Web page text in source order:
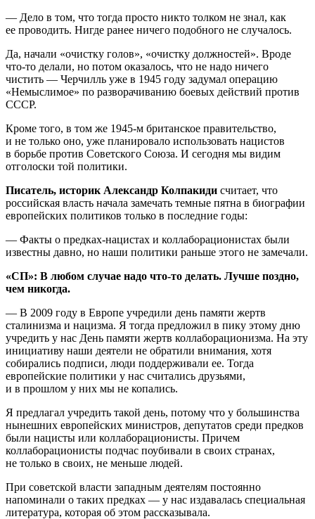
— Дело в том, что тогда просто никто толком не знал, как
ее проводить. Нигде ранее ничего подобного не случалось.
Да, начали «очистку голов», «очистку должностей». Вроде
что-то делали, но потом оказалось, что не надо ничего
чистить — Черчилль уже в 1945 году задумал операцию
«Немыслимое» по разворачиванию боевых действий против
СССР.
Кроме того, в том же 1945-м британское правительство,
и не только оно, уже планировало использовать нацистов
в борьбе против Советского Союза. И сегодня мы видим
отголоски той политики.
Писатель, историк Александр Колпакиди считает, что
российская власть начала замечать темные пятна в биографии
европейских политиков только в последние годы:
— Факты о предках-нацистах и коллаборационистах были
известны давно, но наши политики раньше этого не замечали.
«СП»: В любом случае надо что-то делать. Лучше поздно,
чем никогда.
— В 2009 году в Европе учредили день памяти жертв
сталинизма и нацизма. Я тогда предложил в пику этому дню
учредить у нас День памяти жертв коллаборационизма. На эту
инициативу наши деятели не обратили внимания, хотя
собирались подписи, люди поддерживали ее. Тогда
европейские политики у нас считались друзьями,
и в прошлом у них мы не копались.
Я предлагал учредить такой день, потому что у большинства
нынешних европейских министров, депутатов среди предков
были нацисты или коллаборационисты. Причем
коллаборационисты подчас поубивали в своих странах,
не только в своих, не меньше людей.
При советской власти западным деятелям постоянно
напоминали о таких предках — у нас издавалась специальная
литература, которая об этом рассказывала.